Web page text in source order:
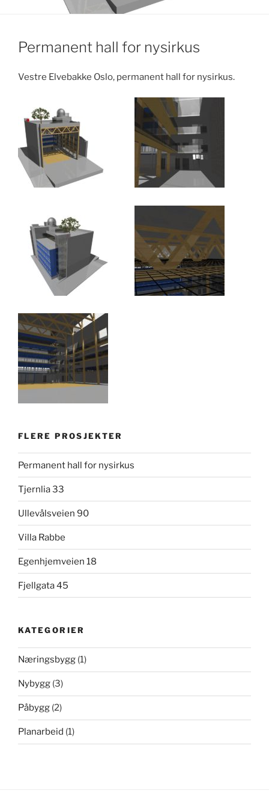
Permanent hall for nysirkus
Vestre Elvebakke Oslo, permanent hall for nysirkus.
FLERE PROSJEKTER
Permanent hall for nysirkus
Tjernlia 33
Ullevålsveien 90
Villa Rabbe
Egenhjemveien 18
Fjellgata 45
KATEGORIER
Næringsbygg (1)
Nybygg (3)
Påbygg (2)
Planarbeid (1)